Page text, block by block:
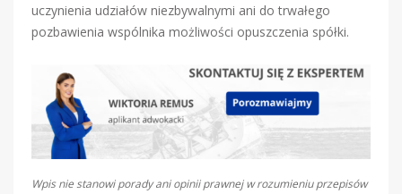
uczynienia udziałów niezbywalnymi ani do trwałego
pozbawienia wspólnika możliwości opuszczenia spółki.
Wpis nie stanowi porady ani opinii prawnej w rozumieniu przepisów